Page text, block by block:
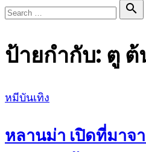
Search

ป้ายกำกับ: ตู
Posted
หมีบันเทิง
หลานม่า เปิดที่มาจ